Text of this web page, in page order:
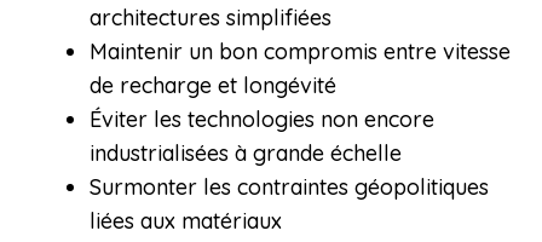
architectures simplifiées
Maintenir un bon compromis entre vitesse
de recharge et longévité
Éviter les technologies non encore
industrialisées à grande échelle
Surmonter les contraintes géopolitiques
liées aux matériaux